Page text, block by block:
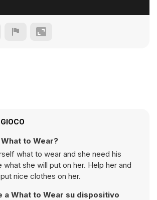
to Wear?
what to wear and she need his
she will put on her. Help her and
nice clothes on her.
a What to Wear su dispositivo